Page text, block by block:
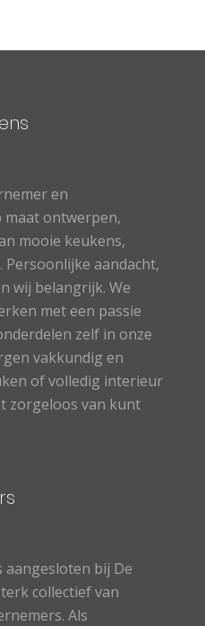
en
maat ontwerpen,
mooie keukens,
aandacht,
wij belangrijk. We
met een passie
zelf in onze
vakkundig en
of volledig interieur
zorgeloos van kunt
aangesloten bij De
collectief van
Als